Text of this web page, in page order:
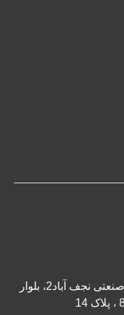
کارخانه: اصفهان، نجف آباد، شهرک صنعتی نجف آباد2، بلوار